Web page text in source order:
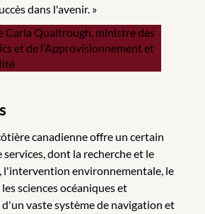
dans l'avenir. »
Carla Qualtrough, ministre des
et de l’Approvisionnement et
canadienne offre un certain
services, dont la recherche et le
l'intervention environnementale, le
les sciences océaniques et
vaste système de navigation et